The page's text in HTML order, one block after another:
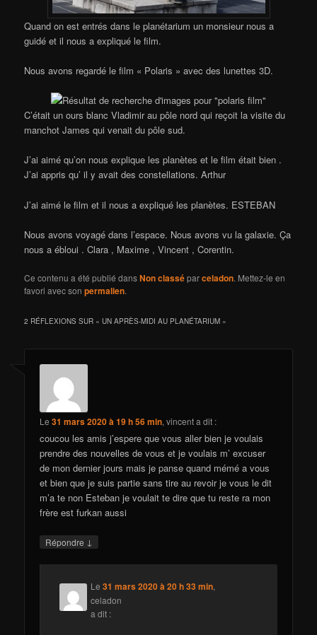
Quand on est entrés dans le planétarium un monsieur nous a
guidé et il nous a expliqué le film.
Nous avons regardé le film « Polaris » avec des lunettes 3D.
C’était un ours blanc Vladimir au pôle nord qui reçoit la visite du
manchot James qui venait du pôle sud.
J’ai aimé qu’on nous explique les planètes et le film était bien .
J’ai appris qu’ il y avait des constellations. Arthur
J’ai aimé le film et il nous a expliqué les planètes. ESTEBAN
Nous avons voyagé dans l’espace. Nous avons vu la galaxie. Ça
nous a ébloui . Clara , Maxime , Vincent , Corentin.
Ce contenu a été publié dansNon classéparceladon. Mettez-le en
favori avec sonpermalien.
2 RÉFLEXIONS SUR «UN APRÈS-MIDI AU PLANÉTARIUM »
Le31 mars 2020 à 19 h 56 min,vincenta dit :
coucou les amis j’espere que vous aller bien je voulais
prendre des nouvelles de vous et je voulais m’ excuser
de mon dernier jours mais je panse quand mémé a vous
et bien que je suis partie sans tire au revoir je vous le dit
m’a te non Esteban je voulait te dire que tu reste ra mon
frère est furkan aussi
Répondre ↓
Le31 mars 2020 à 20 h 33 min,
celadon
a dit :